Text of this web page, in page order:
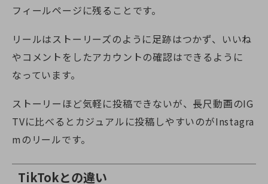
フィールページに残ることです。
リールはストーリーズのように足跡はつかず、いいね
やコメントをしたアカウントの確認はできるように
なっています。
ストーリーほど気軽に投稿できないが、長尺動画のIG
TVに比べるとカジュアルに投稿しやすいのがInstagra
mのリールです。
TikTokとの違い